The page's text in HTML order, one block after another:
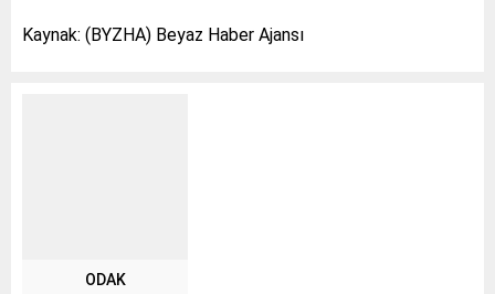
Kaynak: (BYZHA) Beyaz Haber Ajansı
ODAK